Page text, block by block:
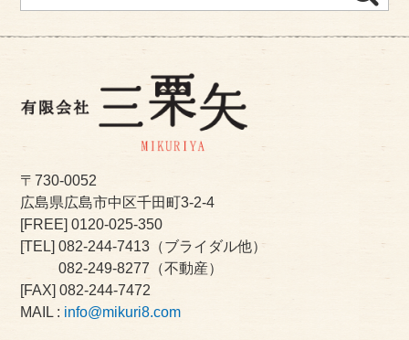
〒730-0052
広島県広島市中区千田町3-2-4
[FREE]0120-025-350
[TEL] 082-244-7413 （ブライダル他）
082-249-8277 （不動産）
[FAX] 082-244-7472
MAIL : info@mikuri8.com